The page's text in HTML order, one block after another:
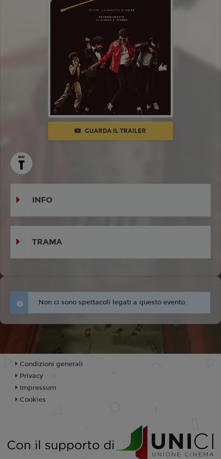
GUARDA IL TRAILER
INFO
TRAMA
Non ci sono spettacoli legati a questo evento.
Condizioni generali
Privacy
Impressum
Cookies